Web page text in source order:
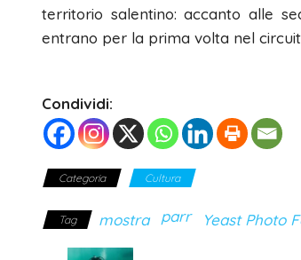
territorio salentino: accanto alle
entrano per la prima volta nel
Condividi:
Categoria Cultura
Tag mostra parr Yeast Photo